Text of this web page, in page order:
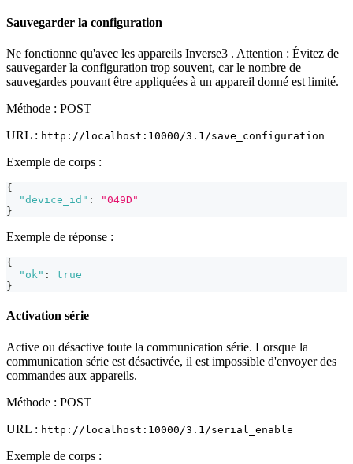
Sauvegarder la configuration
Ne fonctionne qu'avec les appareils Inverse3 . Attention : Évitez de
sauvegarder la configuration trop souvent, car le nombre de
sauvegardes pouvant être appliquées à un appareil donné est limité.
Méthode : POST
URL : http://localhost:10000/3.1/save_configuration
Exemple de corps :
{
"device_id" :
"049D"
}
Exemple de réponse :
{
"ok" :
true
}
Activation série
Active ou désactive toute la communication série. Lorsque la
communication série est désactivée, il est impossible d'envoyer des
commandes aux appareils.
Méthode : POST
URL : http://localhost:10000/3.1/serial_enable
Exemple de corps :